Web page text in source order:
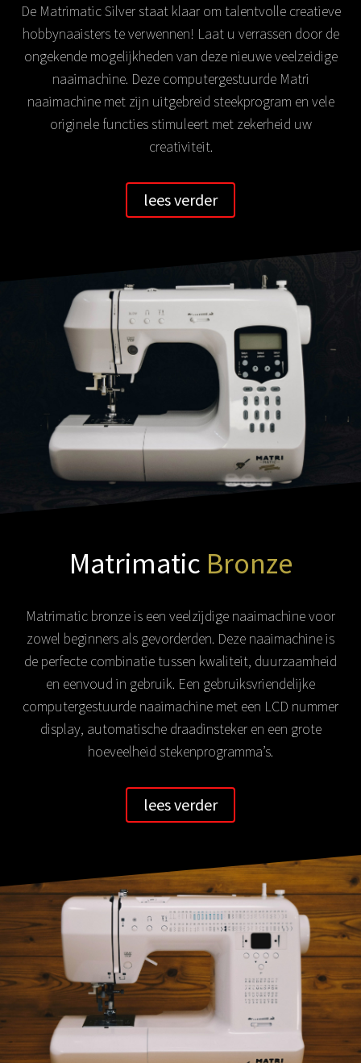
De Matrimatic Silver staat klaar om talentvolle creatieve
hobbynaaisters te verwennen! Laat u verrassen door de
ongekende mogelijkheden van deze nieuwe veelzeidige
naaimachine. Deze computergestuurde Matri
naaimachine met zijn uitgebreid steekprogram en vele
originele functies stimuleert met zekerheid uw
creativiteit.
lees verder
Matrimatic Bronze
Matrimatic bronze is een veelzijdige naaimachine voor
zowel beginners als gevorderden. Deze naaimachine is
de perfecte combinatie tussen kwaliteit, duurzaamheid
en eenvoud in gebruik. Een gebruiksvriendelijke
computergestuurde naaimachine met een LCD nummer
display, automatische draadinsteker en een grote
hoeveelheid stekenprogramma’s.
lees verder